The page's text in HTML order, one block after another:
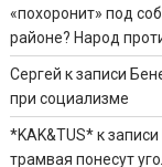
«похоронит» под
районе? Народ
Сергей к записи
при социализме
*KAK&TUS*к записи
трамвая понесут